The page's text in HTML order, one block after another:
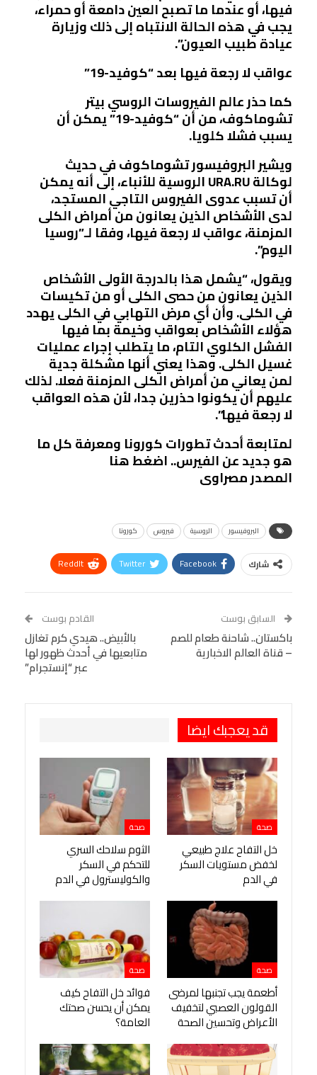
فيها، أو عندما ما تصبح العين دامعة أو حمراء،
يجب في هذه الحالة الانتباه إلى ذلك وزيارة
عيادة طبيب العيون”.
عواقب لا رجعة فيها بعد “كوفيد-19”
كما حذر عالم الفيروسات الروسي بيتر
تشوماكوف، من أن “كوفيد-19” يمكن أن
يسبب فشلا كلويا.
ويشير البروفيسور تشوماكوف في حديث
لوكالة URA.RU الروسية للأنباء، إلى أنه يمكن
أن تسبب عدوى الفيروس التاجي المستجد،
لدى الأشخاص الذين يعانون من أمراض الكلى
المزمنة، عواقب لا رجعة فيها، وفقا لـ”روسيا
اليوم”.
ويقول، “يشمل هذا بالدرجة الأولى الأشخاص
الذين يعانون من حصى الكلى أو من تكيسات
في الكلى. وأن أي مرض التهابي في الكلى يهدد
هؤلاء الأشخاص بعواقب وخيمة بما فيها
الفشل الكلوي التام، ما يتطلب إجراء عمليات
غسيل الكلى. وهذا يعني أنها مشكلة جدية
لمن يعاني من أمراض الكلى المزمنة فعلا. لذلك
عليهم أن يكونوا حذرين جدا، لأن هذه العواقب
لا رجعة فيها”.
لمتابعة أحدث تطورات كورونا ومعرفة كل ما
هو جديد عن الفيرس.. اضغط هنا
المصدر مصراوى
البروفيسور الروسية فيروس كورونا
شارك Facebook
Twitter
ReddIt
Tumblr
البريد الإلكتروني
StumbleUpon
VK
Digg
LINE
BlackBerry
Viber
السابق بوست
باكستان.. شاحنة طعام للصم
– قناة العالم الاخبارية
القادم بوست
بالأبيض.. هيدي كرم تغازل
متابعيها في أحدث ظهور لها
عبر “إنستجرام”
قد يعجبك ايضا
صحة
خل التفاح علاج طبيعي
لخفض مستويات السكر
في الدم
صحة
الثوم سلاحك السري
للتحكم في السكر
والكوليسترول في الدم
صحة
أطعمة يجب تجنبها لمرضى
القولون العصبي لتخفيف
الأعراض وتحسين الصحة
صحة
فوائد خل التفاح كيف
يمكن أن يحسن صحتك
العامة؟